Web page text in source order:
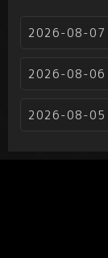
2026-08-07
2026-08-06
2026-08-05